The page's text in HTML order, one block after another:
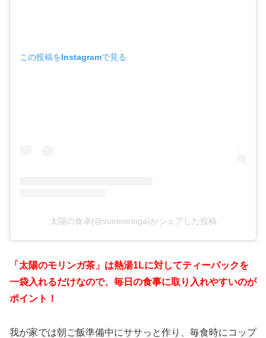
この投稿をInstagramで見る
太陽の食卓(@sunmoringa)がシェアした投稿
「太陽のモリンガ茶」は熱湯1Lに対してティーパックを
一袋入れるだけなので、毎日の食事に取り入れやすいのが
ポイント！
我が家では朝ご飯準備中にササっと作り、毎食時にコップ